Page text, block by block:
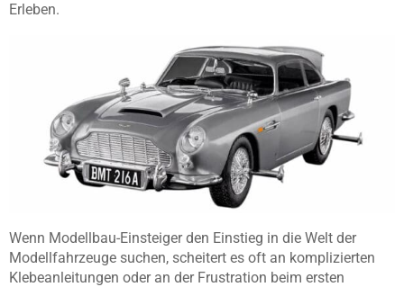
Erleben.
Wenn Modellbau-Einsteiger den Einstieg in die Welt der
Modellfahrzeuge suchen, scheitert es oft an komplizierten
Klebeanleitungen oder an der Frustration beim ersten